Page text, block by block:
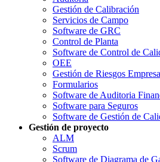
Gestión de Calibración
Servicios de Campo
Software de GRC
Control de Planta
Software de Control de
OEE
Gestión de Riesgos
Formularios
Software de Auditoria
Software para Seguros
Software de Gestión de
Gestión de proyecto
ALM
Scrum
Software de Diagrama de